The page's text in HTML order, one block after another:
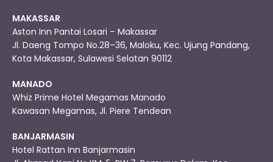
MAKASSAR
Aston Inn Pantai Losari – Makassar
Jl. Daeng Tompo No.28–36, Maloku, Kec. Ujung Pandang,
Kota Makassar, Sulawesi Selatan 90112
MANADO
Whiz Prime Hotel Megamas Manado
Kawasan Megamas, Jl. Piere Tendean
BANJARMASIN
Hotel Rattan Inn Banjarmasin